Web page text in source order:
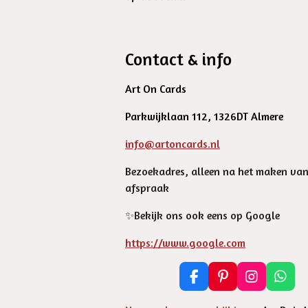
Contact & info
Art On Cards
Parkwijklaan 112, 1326DT Almere
info@artoncards.nl
Bezoekadres, alleen na het maken
afspraak
✨️Bekijk ons ook eens op Google
https://www.google.com
F
a
P
i
I
n
W
h